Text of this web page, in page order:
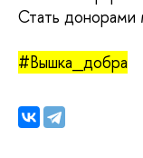
Стать донорами
#Вышка_добра